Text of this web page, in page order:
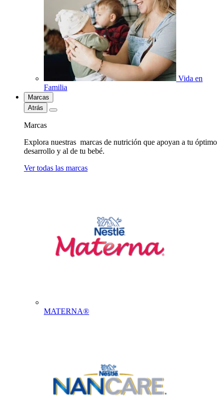
Vida en
Familia
Marcas
Atrás
Marcas
Explora nuestras marcas de nutrición que apoyan a tu óptimo
desarrollo y al de tu bebé.
Ver todas las marcas
MATERNA®